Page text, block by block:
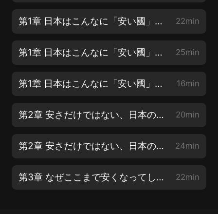
第1章 日本はこんなに「安い國」になっている【1】 22min
第1章 日本はこんなに「安い國」になっている【2】 25min
第1章 日本はこんなに「安い國」になっている【3】 16min
第2章 安さだけではない、日本の転落【1】 20min
第2章 安さだけではない、日本の転落【2】 24min
第3章 なぜここまで安くなってしまったのか【1】 22min